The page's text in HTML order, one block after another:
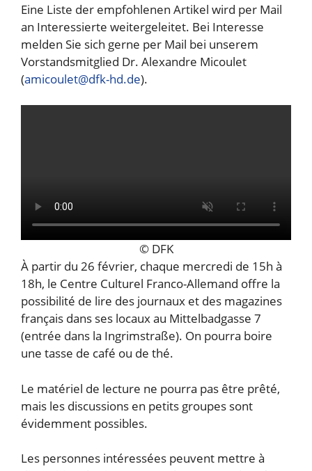
Eine Liste der empfohlenen Artikel wird per Mail
an Interessierte weitergeleitet. Bei Interesse
melden Sie sich gerne per Mail bei unserem
Vorstandsmitglied Dr. Alexandre Micoulet
(amicoulet@dfk-hd.de).
© DFK
À partir du 26 février, chaque mercredi de 15h à
18h, le Centre Culturel Franco-Allemand offre la
possibilité de lire des journaux et des magazines
français dans ses locaux au Mittelbadgasse 7
(entrée dans la Ingrimstraße). On pourra boire
une tasse de café ou de thé.
Le matériel de lecture ne pourra pas être prêté,
mais les discussions en petits groupes sont
évidemment possibles.
Les personnes intéressées peuvent mettre à